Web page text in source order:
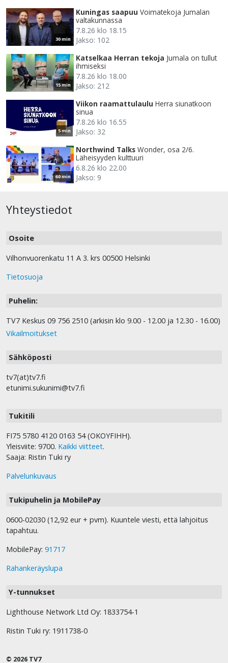
30 min
Kuningas saapuu Voimatekoja Jumalan
valtakunnassa
7.8.26 klo 18.15
Jakso: 102
15 min
Katselkaa Herran tekoja Jumala on tullut
ihmiseksi
7.8.26 klo 18.00
Jakso: 212
5 min
Viikon raamattulaulu Herra siunatkoon
sinua
7.8.26 klo 16.55
Jakso: 32
60 min
Northwind Talks Wonder, osa 2/6.
Läheisyyden kulttuuri
6.8.26 klo 22.00
Jakso: 9
Yhteystiedot
Osoite
Vilhonvuorenkatu 11 A 3. krs 00500 Helsinki
Tietosuoja
Puhelin:
TV7 Keskus 09 756 2510 (arkisin klo 9.00 - 12.00 ja 12.30 - 16.00)
Vikailmoitukset
Sähköposti
tv7(at)tv7.fi
etunimi.sukunimi@tv7.fi
Tukitili
FI75 5780 4120 0163 54 (OKOYFIHH).
Yleisviite: 9700. Kaikki viitteet.
Saaja: Ristin Tuki ry
Palvelunkuvaus
Tukipuhelin ja MobilePay
0600-02030 (12,92 eur + pvm). Kuuntele viesti, että lahjoitus
tapahtuu.
MobilePay: 91717
Rahankeräyslupa
Y-tunnukset
Lighthouse Network Ltd Oy: 1833754-1
Ristin Tuki ry: 1911738-0
© 2026 TV7